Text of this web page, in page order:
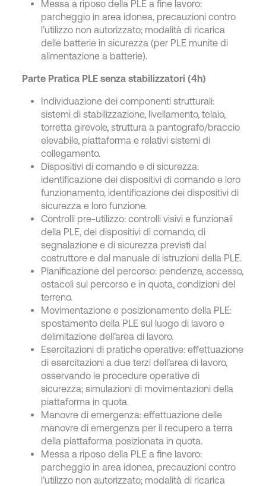
Messa a riposo della PLE a fine lavoro:
parcheggio in area idonea, precauzioni contro
l’utilizzo non autorizzato; modalità di ricarica
delle batterie in sicurezza (per PLE munite di
alimentazione a batterie).
Parte Pratica PLE senza stabilizzatori (4h)
Individuazione dei componenti strutturali:
sistemi di stabilizzazione, livellamento, telaio,
torretta girevole, struttura a pantografo/braccio
elevabile, piattaforma e relativi sistemi di
collegamento.
Dispositivi di comando e di sicurezza:
identificazione dei dispositivi di comando e loro
funzionamento, identificazione dei dispositivi di
sicurezza e loro funzione.
Controlli pre-utilizzo: controlli visivi e funzionali
della PLE, dei dispositivi di comando, di
segnalazione e di sicurezza previsti dal
costruttore e dal manuale di istruzioni della PLE.
Pianificazione del percorso: pendenze, accesso,
ostacoli sul percorso e in quota, condizioni del
terreno.
Movimentazione e posizionamento della PLE:
spostamento della PLE sul luogo di lavoro e
delimitazione dell’area di lavoro.
Esercitazioni di pratiche operative: effettuazione
di esercitazioni a due terzi dell’area di lavoro,
osservando le procedure operative di
sicurezza; simulazioni di movimentazioni della
piattaforma in quota.
Manovre di emergenza: effettuazione delle
manovre di emergenza per il recupero a terra
della piattaforma posizionata in quota.
Messa a riposo della PLE a fine lavoro:
parcheggio in area idonea, precauzioni contro
l’utilizzo non autorizzato; modalità di ricarica